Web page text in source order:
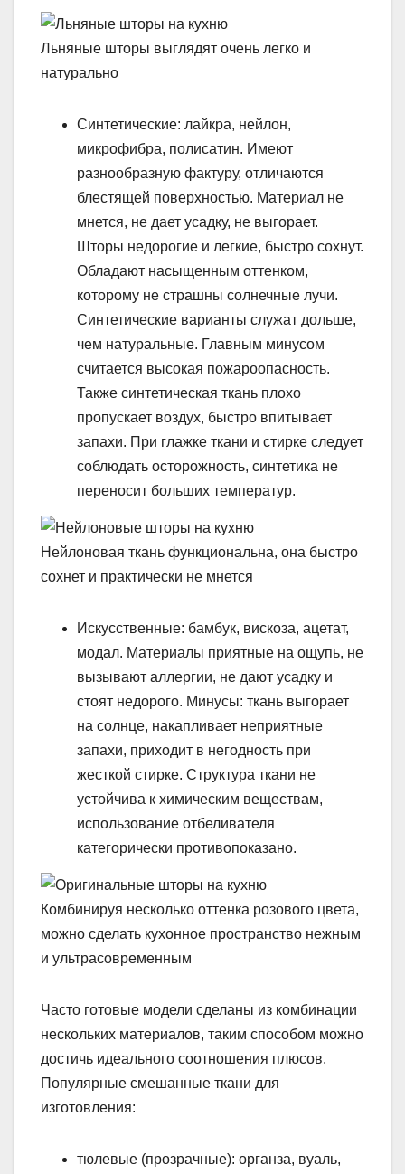
Льняные шторы выглядят очень легко и
натурально
Синтетические: лайкра, нейлон,
микрофибра, полисатин. Имеют
разнообразную фактуру, отличаются
блестящей поверхностью. Материал не
мнется, не дает усадку, не выгорает.
Шторы недорогие и легкие, быстро сохнут.
Обладают насыщенным оттенком,
которому не страшны солнечные лучи.
Синтетические варианты служат дольше,
чем натуральные. Главным минусом
считается высокая пожароопасность.
Также синтетическая ткань плохо
пропускает воздух, быстро впитывает
запахи. При глажке ткани и стирке следует
соблюдать осторожность, синтетика не
переносит больших температур.
Нейлоновая ткань функциональна, она быстро
сохнет и практически не мнется
Искусственные: бамбук, вискоза, ацетат,
модал. Материалы приятные на ощупь, не
вызывают аллергии, не дают усадку и
стоят недорого. Минусы: ткань выгорает
на солнце, накапливает неприятные
запахи, приходит в негодность при
жесткой стирке. Структура ткани не
устойчива к химическим веществам,
использование отбеливателя
категорически противопоказано.
Комбинируя несколько оттенка розового цвета,
можно сделать кухонное пространство нежным
и ультрасовременным
Часто готовые модели сделаны из комбинации
нескольких материалов, таким способом можно
достичь идеального соотношения плюсов.
Популярные смешанные ткани для
изготовления:
тюлевые (прозрачные): органза, вуаль,